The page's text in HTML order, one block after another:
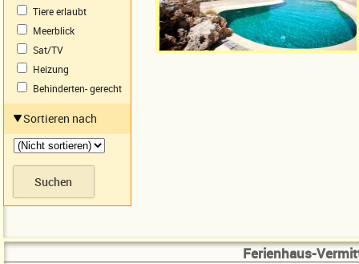
Tiere erlaubt
Meerblick
Sat/TV
Heizung
Behinderten- gerecht
Sortieren nach
Ferienhaus-